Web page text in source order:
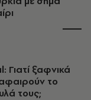
ξαφνικά
το
τους;